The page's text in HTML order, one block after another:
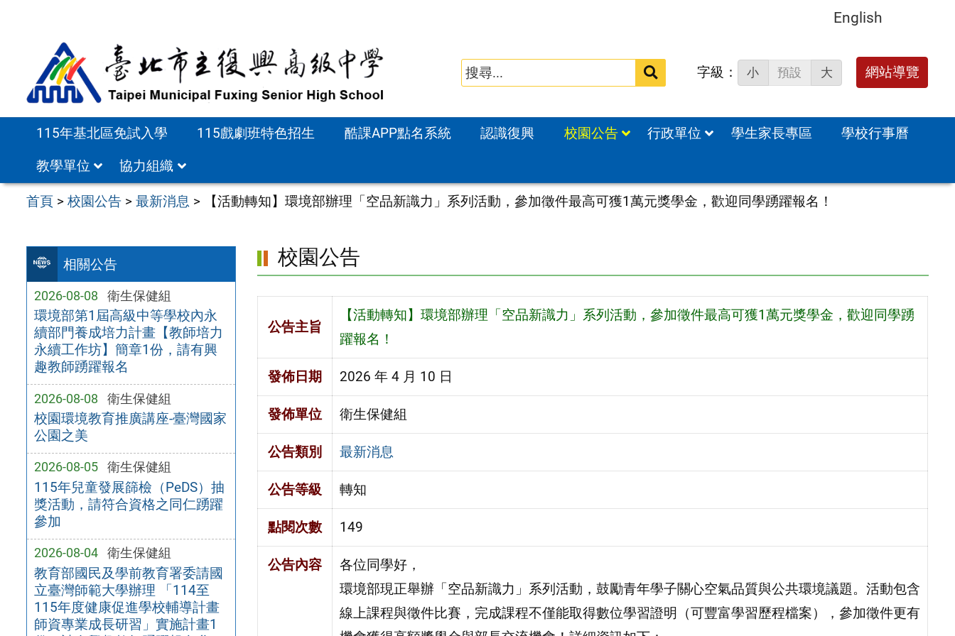
English
搜
字級： 小 預設 大 網站導覽
115年基北區免試入學 115戲劇班特色招生 酷課APP點名系統 認識復興 校園公告 行政單位 學生家長專區
學校行事曆
教學單位
協力組織
首頁 >校園公告 >最新消息 > 【活動轉知】環境部辦理「空品新識力」系列活動，參加徵件最高可獲1萬元獎學金，歡迎同學踴躍報名！
相關公告
2026-08-08 衛生保健組
環境部第1屆高級中等學校內永
續部門養成培力計畫【教師培力
永續工作坊】簡章1份，請有興
趣教師踴躍報名
2026-08-08 衛生保健組
校園環境教育推廣講座-臺灣國家
公園之美
2026-08-05 衛生保健組
115年兒童發展篩檢（PeDS）抽
獎活動，請符合資格之同仁踴躍
參加
2026-08-04 衛生保健組
教育部國民及學前教育署委請國
立臺灣師範大學辦理 「114至
115年度健康促進學校輔導計畫
師資專業成長研習」實施計畫1
校園公告
公告主旨
【活動轉知】環境部辦理「空品新識力」系列活動，參加徵件最高可獲1萬元獎學金，歡迎同學踴
躍報名！
發佈日期 2026 年 4 月 10 日
發佈單位 衛生保健組
公告類別 最新消息
公告等級 轉知
點閱次數 149
公告內容
各位同學好，
環境部現正舉辦「空品新識力」系列活動，鼓勵青年學子關心空氣品質與公共環境議題。活動包含
線上課程與徵件比賽，完成課程不僅能取得數位學習證明（可豐富學習歷程檔案），參加徵件更有